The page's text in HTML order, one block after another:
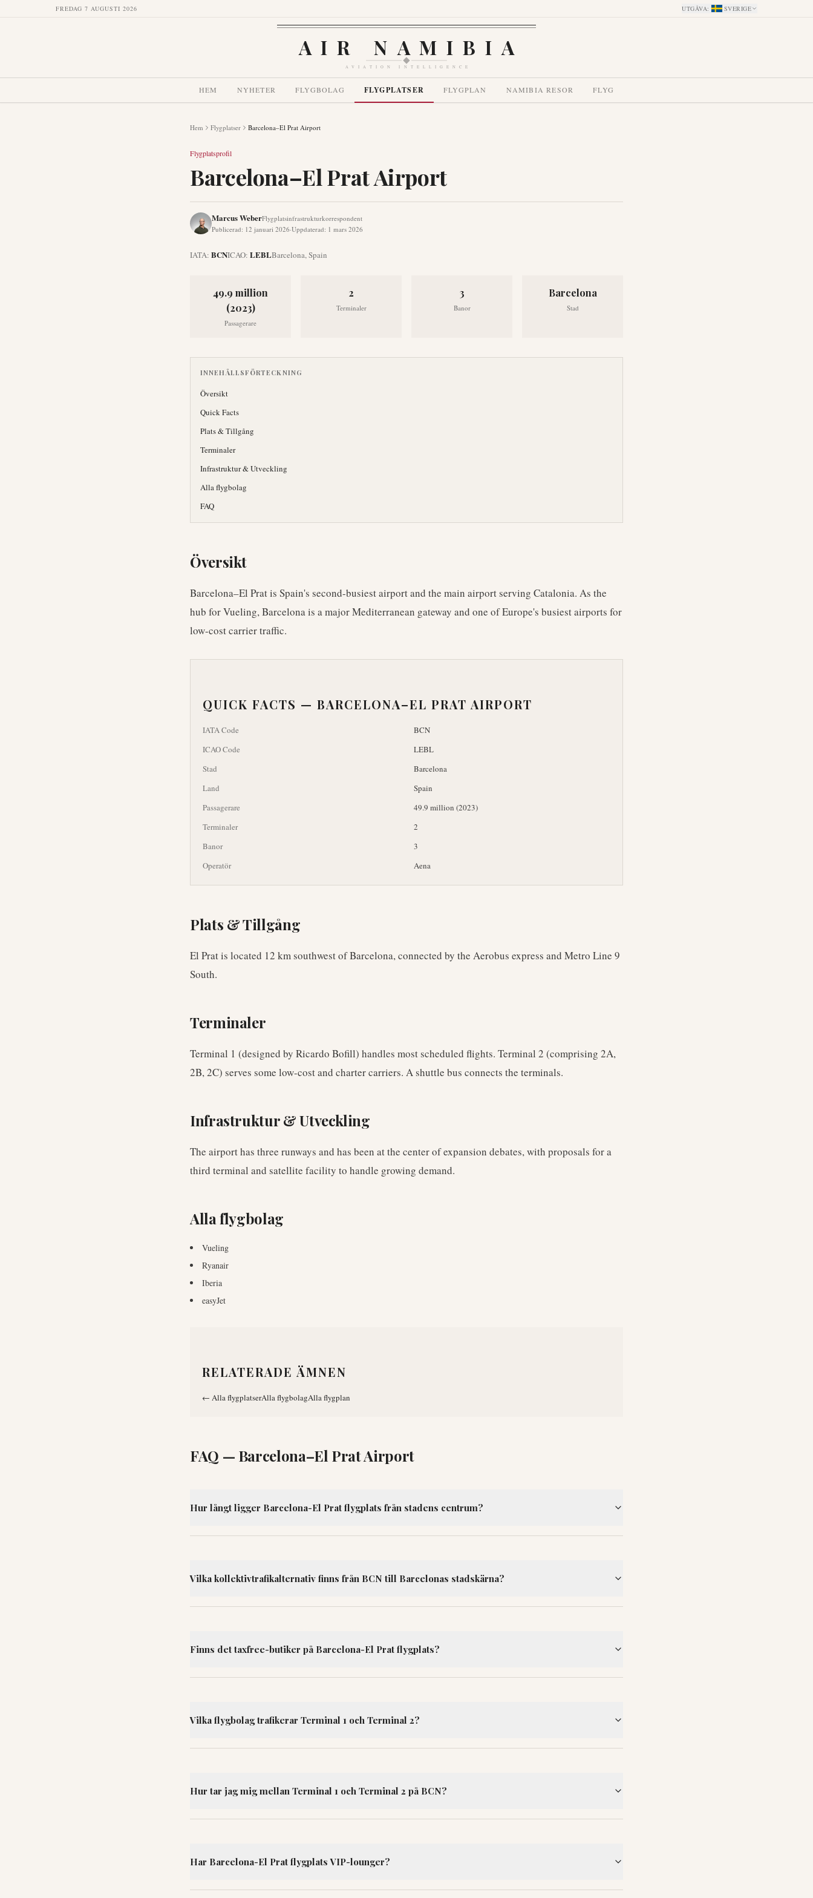
FREDAG 7 AUGUSTI 2026 UTGÅVA: SVERIGE
AIR NAMIBIA
AVIATION INTELLIGENCE
HEM NYHETER FLYGBOLAG FLYGPLATSER FLYGPLAN NAMIBIA RESOR FLYG
Hem Flygplatser Barcelona–El Prat Airport
Flygplatsprofil
Barcelona–El Prat Airport
Marcus WeberFlygplatsinfrastrukturkorrespondent
Publicerad: 12 januari 2026·Uppdaterad: 1 mars 2026
IATA: BCNICAO: LEBLBarcelona,Spain
49.9 million
(2023)
Passagerare
2
Terminaler
3
Banor
Barcelona
Stad
INNEHÅLLSFÖRTECKNING
Översikt
Quick Facts
Plats & Tillgång
Terminaler
Infrastruktur & Utveckling
Alla flygbolag
FAQ
Översikt
Barcelona–El Prat is Spain's second-busiest airport and the main airport serving Catalonia. As the
hub for Vueling, Barcelona is a major Mediterranean gateway and one of Europe's busiest airports for
low-cost carrier traffic.
QUICK FACTS — BARCELONA–EL PRAT AIRPORT
IATA Code
BCN
ICAO Code
LEBL
Stad
Barcelona
Land
Spain
Passagerare
49.9 million (2023)
Terminaler
2
Banor
3
Operatör
Aena
Plats & Tillgång
El Prat is located 12 km southwest of Barcelona, connected by the Aerobus express and Metro Line 9
South.
Terminaler
Terminal 1 (designed by Ricardo Bofill) handles most scheduled flights. Terminal 2 (comprising 2A,
2B, 2C) serves some low-cost and charter carriers. A shuttle bus connects the terminals.
Infrastruktur & Utveckling
The airport has three runways and has been at the center of expansion debates, with proposals for a
third terminal and satellite facility to handle growing demand.
Alla flygbolag
Vueling
Ryanair
Iberia
easyJet
RELATERADE ÄMNEN
← Alla flygplatserAlla flygbolagAlla flygplan
FAQ — Barcelona–El Prat Airport
Hur långt ligger Barcelona-El Prat flygplats från stadens centrum?
Vilka kollektivtrafikalternativ finns från BCN till Barcelonas stadskärna?
Finns det taxfree-butiker på Barcelona-El Prat flygplats?
Vilka flygbolag trafikerar Terminal 1 och Terminal 2?
Hur tar jag mig mellan Terminal 1 och Terminal 2 på BCN?
Har Barcelona-El Prat flygplats VIP-lounger?